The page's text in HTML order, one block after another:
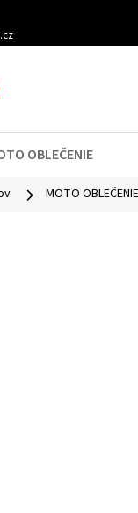
OBLEČENIE
MOTO OBLEČENIE